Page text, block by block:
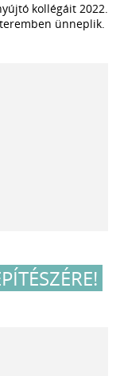
kollégáit 2022.
ünneplik.